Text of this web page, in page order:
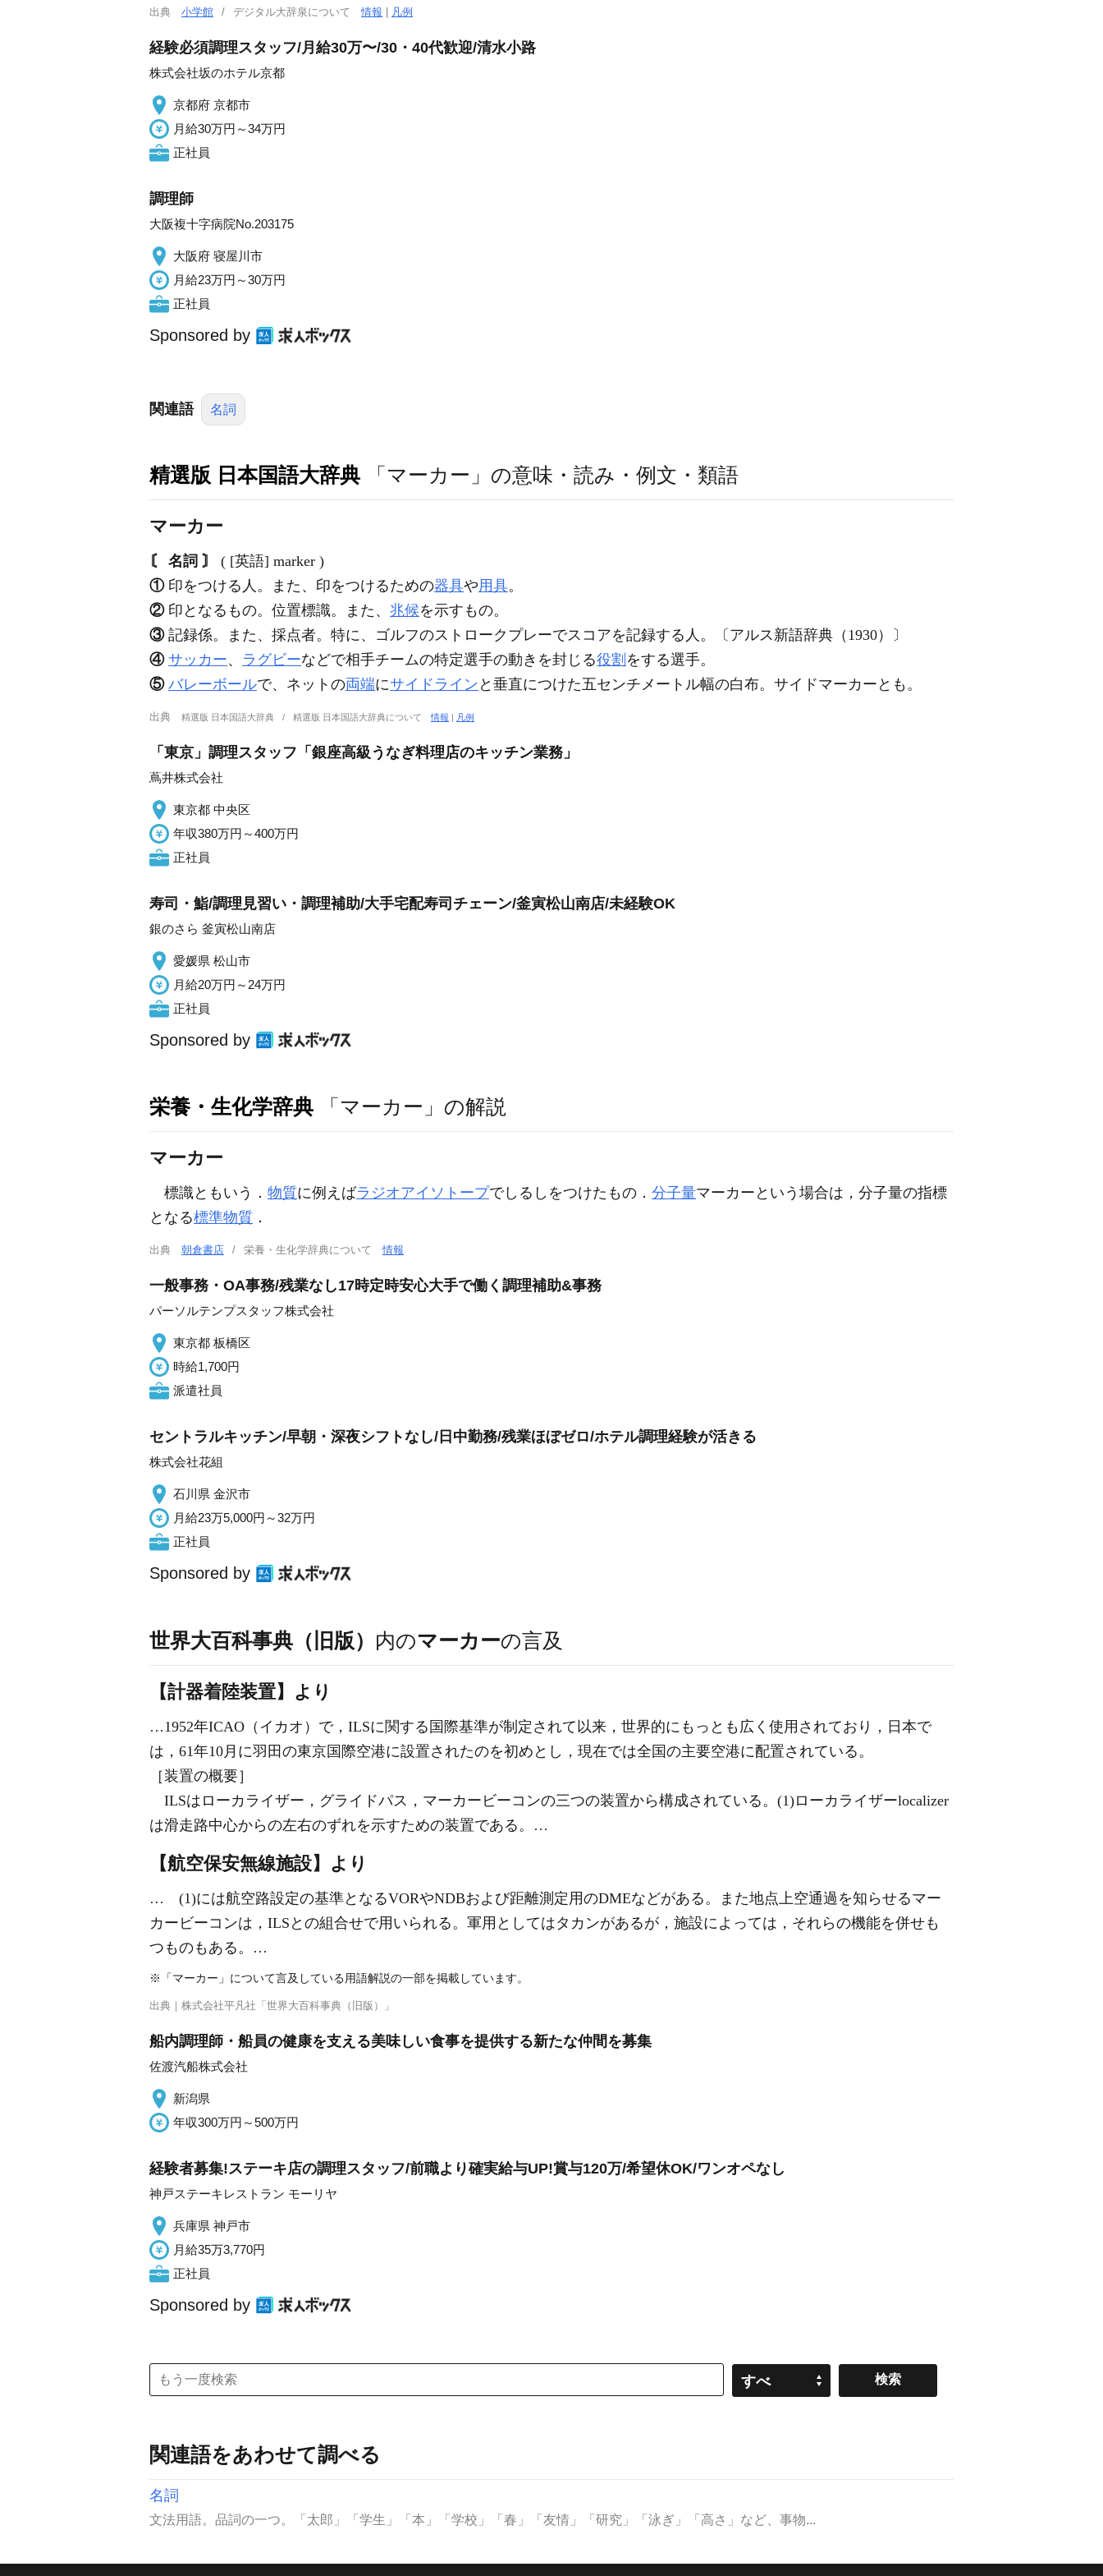
出典 小学館 デジタル大辞泉について情報 凡例
経験必須調理スタッフ/月給30万〜/30・40代歓迎/清水小路
株式会社坂のホテル京都
京都府 京都市
月給30万円～34万円
正社員
調理師
大阪複十字病院No.203175
大阪府 寝屋川市
月給23万円～30万円
正社員
Sponsored by
関連語 名詞
精選版 日本国語大辞典 「マーカー」の意味・読み・例文・類語
マーカー
〘 名詞 〙
( [英語] marker )
①印をつける人。また、印をつけるための器具や用具。
②印となるもの。位置標識。また、 兆候を示すもの。
③記録係。また、採点者。特に、ゴルフのストロークプレーでスコアを記録する人。〔アルス新語辞典（1930）〕
④ サッカー、 ラグビーなどで相手チームの特定選手の動きを封じる役割 をする選手。
⑤ バレーボールで、ネットの両端にサイドライン と垂直につけた五センチメートル幅の白布。サイドマーカーとも。
出典 精選版 日本国語大辞典 精選版 日本国語大辞典について情報 | 凡例
「東京」調理スタッフ「銀座高級うなぎ料理店のキッチン業務」
蔦井株式会社
東京都 中央区
年収380万円～400万円
正社員
寿司・鮨/調理見習い・調理補助/大手宅配寿司チェーン/釜寅松山南店/未経験OK
銀のさら 釜寅松山南店
愛媛県 松山市
月給20万円～24万円
正社員
Sponsored by
栄養・生化学辞典 「マーカー」の解説
マーカー
標識ともいう． 物質に例えばラジオアイソトープでしるしをつけたもの． 分子量マーカーという場合は，分子量の指標
となる標準物質 ．
出典 朝倉書店 栄養・生化学辞典について情報
一般事務・OA事務/残業なし17時定時安心大手で働く調理補助&事務
パーソルテンプスタッフ株式会社
東京都 板橋区
時給1,700円
派遣社員
セントラルキッチン/早朝・深夜シフトなし/日中勤務/残業ほぼゼロ/ホテル調理経験が活きる
株式会社花組
石川県 金沢市
月給23万5,000円～32万円
正社員
Sponsored by
世界大百科事典（旧版） 内のマーカーの言及
【計器着陸装置】より
…1952年ICAO（イカオ）で，ILSに関する国際基準が制定されて以来，世界的にもっとも広く使用されており，日本で
は，61年10月に羽田の東京国際空港に設置されたのを初めとし，現在では全国の主要空港に配置されている。
［装置の概要］
ILSはローカライザー，グライドパス，マーカービーコンの三つの装置から構成されている。(1)ローカライザーlocalizer
は滑走路中心からの左右のずれを示すための装置である。…
【航空保安無線施設】より
… (1)には航空路設定の基準となるVORやNDBおよび距離測定用のDMEなどがある。また地点上空通過を知らせるマー
カービーコンは，ILSとの組合せで用いられる。軍用としてはタカンがあるが，施設によっては，それらの機能を併せも
つものもある。…
※「マーカー」について言及している用語解説の一部を掲載しています。
出典｜ 株式会社平凡社「世界大百科事典（旧版）」
船内調理師・船員の健康を支える美味しい食事を提供する新たな仲間を募集
佐渡汽船株式会社
新潟県
年収300万円～500万円
経験者募集!ステーキ店の調理スタッフ/前職より確実給与UP!賞与120万/希望休OK/ワンオペなし
神戸ステーキレストラン モーリヤ
兵庫県 神戸市
月給35万3,770円
正社員
Sponsored by
すべ
関連語をあわせて調べる
名詞
文法用語。品詞の一つ。「太郎」「学生」「本」「学校」「春」「友情」「研究」「泳ぎ」「高さ」など、事物...